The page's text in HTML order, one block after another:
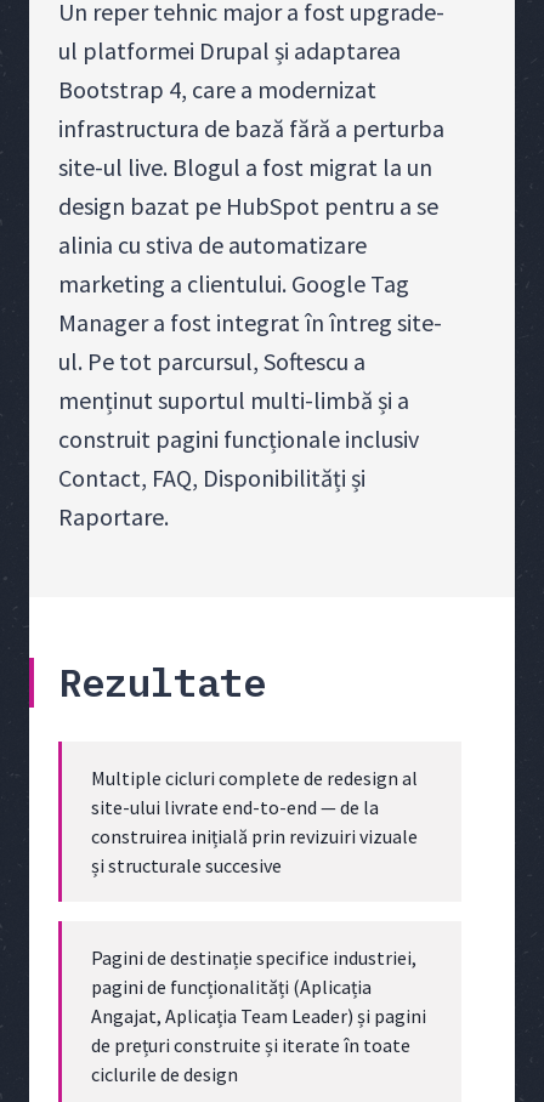
Un reper tehnic major a fost upgrade-
ul platformei Drupal și adaptarea
Bootstrap 4, care a modernizat
infrastructura de bază fără a perturba
site-ul live. Blogul a fost migrat la un
design bazat pe HubSpot pentru a se
alinia cu stiva de automatizare
marketing a clientului. Google Tag
Manager a fost integrat în întreg site-
ul. Pe tot parcursul, Softescu a
menținut suportul multi-limbă și a
construit pagini funcționale inclusiv
Contact, FAQ, Disponibilități și
Raportare.
Rezultate
Multiple cicluri complete de redesign al
site-ului livrate end-to-end — de la
construirea inițială prin revizuiri vizuale
și structurale succesive
Pagini de destinație specifice industriei,
pagini de funcționalități (Aplicația
Angajat, Aplicația Team Leader) și pagini
de prețuri construite și iterate în toate
ciclurile de design